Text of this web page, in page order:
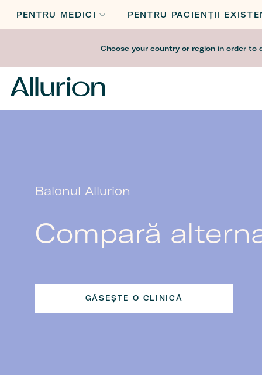
Before
Header
Navigation
PENTRU MEDICI PENTRU PACIENȚII
Choose your country or region in order to
Balonul Allurion
Compară
GĂSEȘTE O CLINICĂ